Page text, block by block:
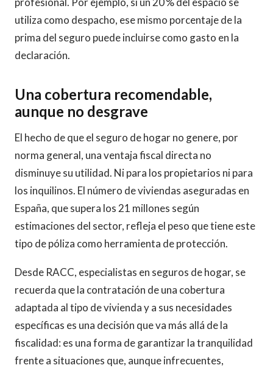
utiliza como despacho, ese mismo porcentaje de la
prima del seguro puede incluirse como gasto en la
declaración.
Una cobertura recomendable,
aunque no desgrave
El hecho de que el seguro de hogar no genere, por
norma general, una ventaja fiscal directa no
disminuye su utilidad. Ni para los propietarios ni para
los inquilinos. El número de viviendas aseguradas en
España, que supera los 21 millones según
estimaciones del sector, refleja el peso que tiene este
tipo de póliza como herramienta de protección.
Desde RACC, especialistas en seguros de hogar, se
recuerda que la contratación de una cobertura
adaptada al tipo de vivienda y a sus necesidades
específicas es una decisión que va más allá de la
fiscalidad: es una forma de garantizar la tranquilidad
frente a situaciones que, aunque infrecuentes,